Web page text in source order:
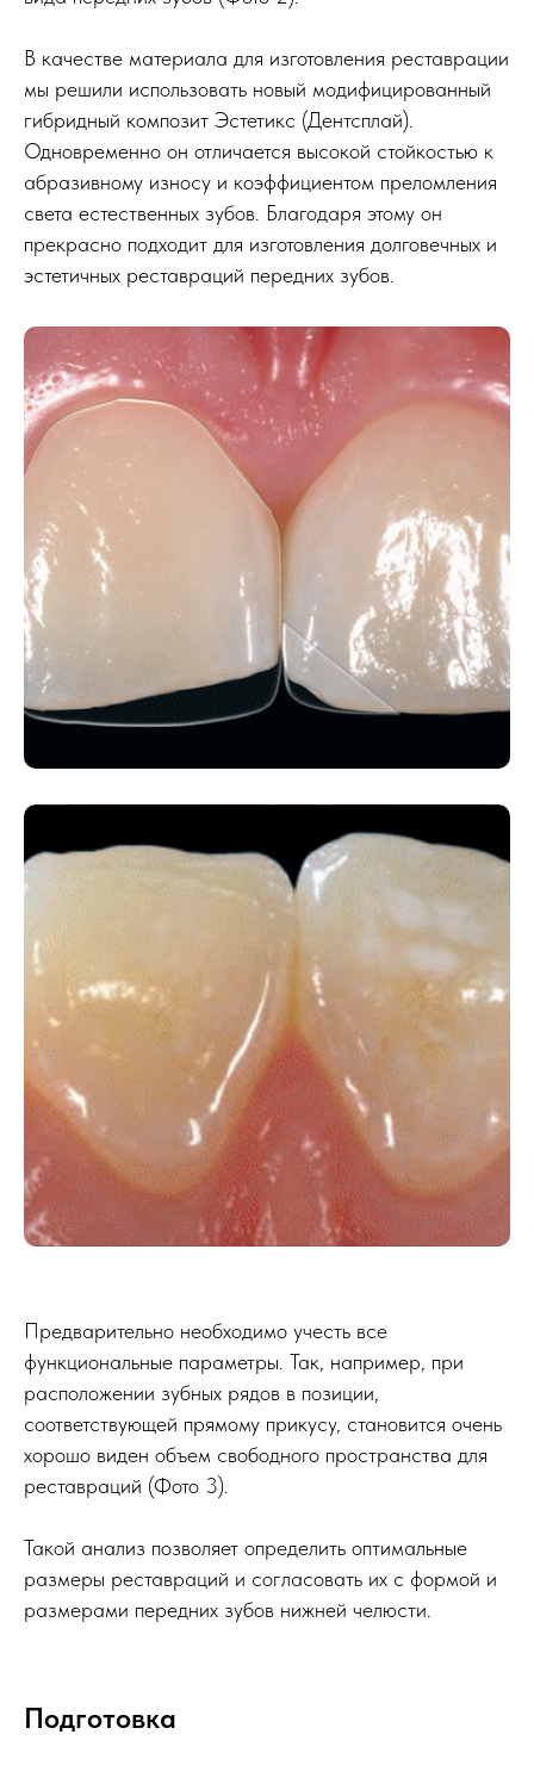
В качестве материала для изготовления реставрации
мы решили использовать новый модифицированный
гибридный композит Эстетикс (Дентсплай).
Одновременно он отличается высокой стойкостью к
абразивному износу и коэффициентом преломления
света естественных зубов. Благодаря этому он
прекрасно подходит для изготовления долговечных и
эстетичных реставраций передних зубов.
Предварительно необходимо учесть все
функциональные параметры. Так, например, при
расположении зубных рядов в позиции,
соответствующей прямому прикусу, становится очень
хорошо виден объем свободного пространства для
реставраций (Фото 3).
Такой анализ позволяет определить оптимальные
размеры реставраций и согласовать их с формой и
размерами передних зубов нижней челюсти.
Подготовка